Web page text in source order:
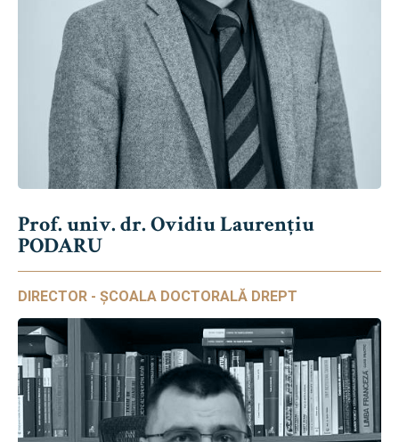
Prof. univ. dr. Ovidiu Laurențiu
PODARU
DIRECTOR - ȘCOALA DOCTORALĂ DREPT